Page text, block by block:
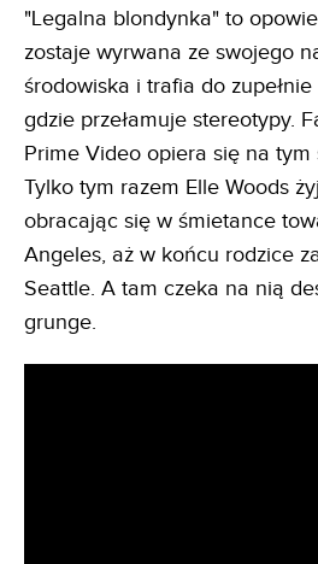
"Legalna blondynka" to
zostaje wyrwana ze swojego
środowiska i trafia do
gdzie przełamuje stereotypy.
Prime Video opiera się na
Tylko tym razem Elle Woods
obracając się w śmietance
Angeles, aż w końcu rodzice
Seattle. A tam czeka na nią
grunge.